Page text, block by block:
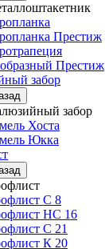
Престиж
Престиж
забор
забор
Хоста
Юкка
С 8
НС 16
C 21
К 20